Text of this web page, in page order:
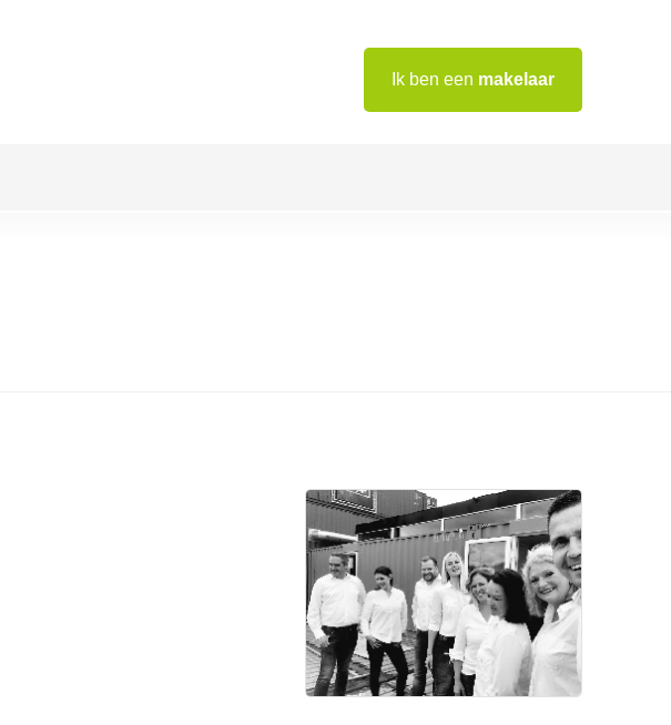
Ik ben een makelaar